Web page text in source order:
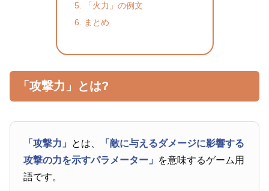
「火力」の例文
まとめ
「攻撃力」とは?
「攻撃力」 とは、
「敵に与えるダメージに影響する
攻撃の力を示すパラメーター」 を意味するゲーム用
語です。